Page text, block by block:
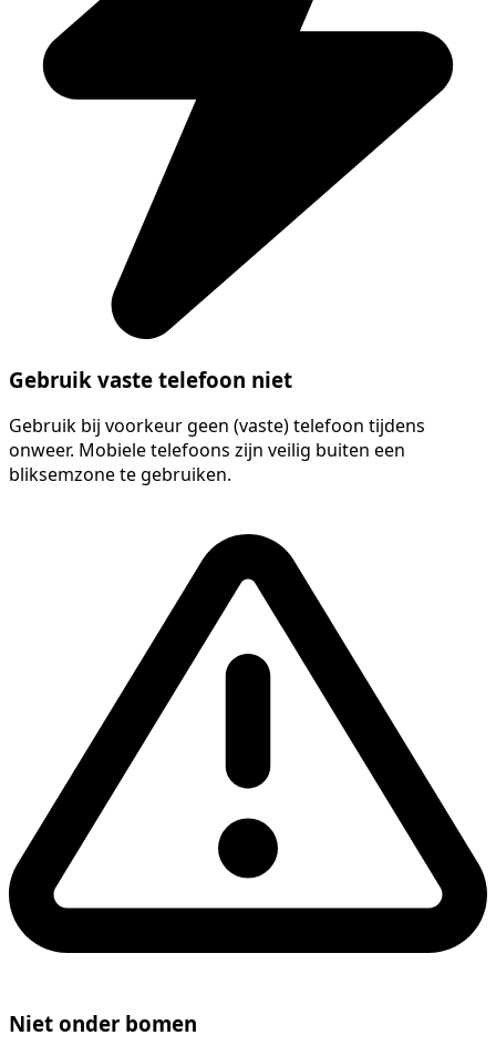
Gebruik vaste telefoon niet
Gebruik bij voorkeur geen (vaste) telefoon tijdens
onweer. Mobiele telefoons zijn veilig buiten een
bliksemzone te gebruiken.
Niet onder bomen